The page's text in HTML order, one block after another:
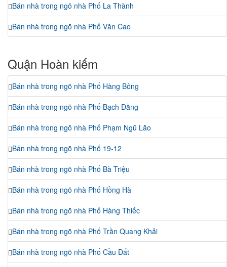
Bán nhà trong ngõ nhà Phố La Thành
Bán nhà trong ngõ nhà Phố Văn Cao
Quận Hoàn kiếm
Bán nhà trong ngõ nhà Phố Hàng Bông
Bán nhà trong ngõ nhà Phố Bạch Đằng
Bán nhà trong ngõ nhà Phố Phạm Ngũ Lão
Bán nhà trong ngõ nhà Phố 19-12
Bán nhà trong ngõ nhà Phố Bà Triệu
Bán nhà trong ngõ nhà Phố Hồng Hà
Bán nhà trong ngõ nhà Phố Hàng Thiếc
Bán nhà trong ngõ nhà Phố Trần Quang Khải
Bán nhà trong ngõ nhà Phố Cầu Đất